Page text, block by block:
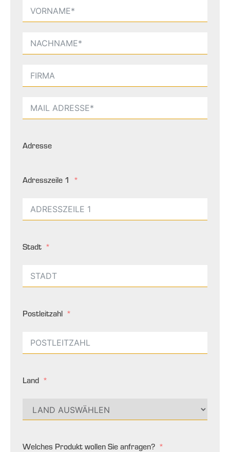
Adresse
Adresszeile 1
Stadt
Postleitzahl
Land
Welches Produkt wollen Sie anfragen?